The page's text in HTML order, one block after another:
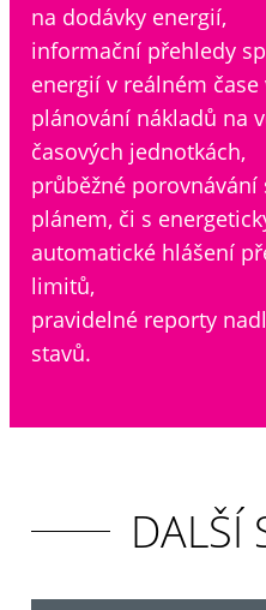
na dodávky energií,
informační přehledy
energií v reálném
plánování nákladů na
časových jednotkách,
průběžné porovnávání
plánem, či s
automatické hlášení
limitů,
pravidelné reporty
stavů.
DALŠÍ